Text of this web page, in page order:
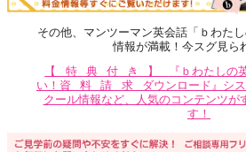
その他、マンツーマン英会話「ｂわた
情報が満載！今スグ見ら
【特典付き】
『ｂわたしの
い！ 資料請求 ダウンロード』シ
クール情報など、人気のコンテンツが
す！